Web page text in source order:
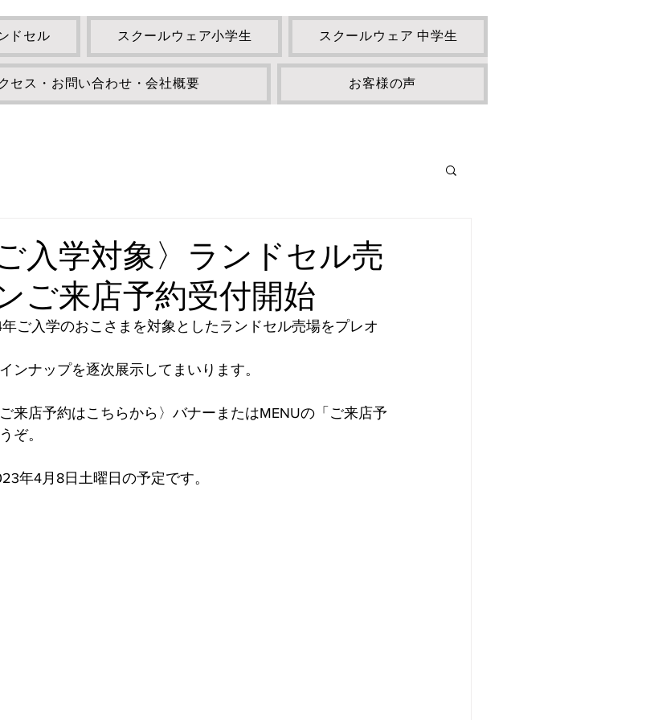
ドセル スクールウェア小学生 スクールウェア 中学生
セス・お問い合わせ・会社概要 お客様の声
入学対象〉ランドセル売
ご来店予約受付開始
ご入学のおこさまを対象としたランドセル売場をプレオ
ンナップを逐次展示してまいります。
来店予約はこちらから〉バナーまたはMENUの「ご来店予
ぞ。
年4月8日土曜日の予定です。